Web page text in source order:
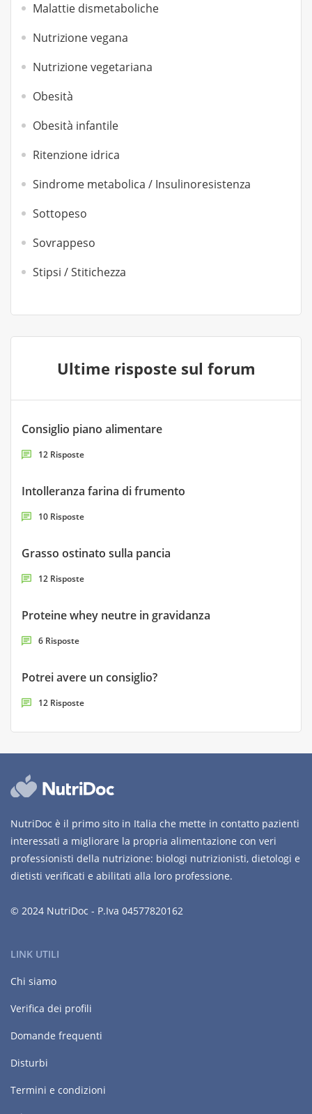
Malattie dismetaboliche
Nutrizione vegana
Nutrizione vegetariana
Obesità
Obesità infantile
Ritenzione idrica
Sindrome metabolica / Insulinoresistenza
Sottopeso
Sovrappeso
Stipsi / Stitichezza
Ultime risposte sul forum
Consiglio piano alimentare
12 Risposte
Intolleranza farina di frumento
10 Risposte
Grasso ostinato sulla pancia
12 Risposte
Proteine whey neutre in gravidanza
6 Risposte
Potrei avere un consiglio?
12 Risposte
NutriDoc è il primo sito in Italia che mette in contatto pazienti
interessati a migliorare la propria alimentazione con veri
professionisti della nutrizione: biologi nutrizionisti, dietologi e
dietisti verificati e abilitati alla loro professione.
© 2024 NutriDoc - P.Iva 04577820162
LINK UTILI
Chi siamo
Verifica dei profili
Domande frequenti
Disturbi
Termini e condizioni